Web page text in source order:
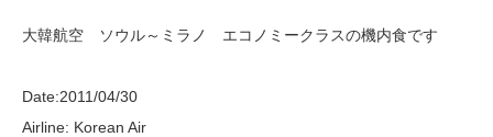
大韓航空 ソウル～ミラノ エコノミークラスの機内食です
Date:2011/04/30
Airline: Korean Air